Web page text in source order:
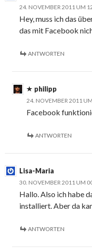
24. NOVEMBER 2011 UM
Hey, muss ich das
das mit Facebook
ANTWORTEN
philipp
24. NOVEMBER 2011
Facebook
ANTWORTEN
Lisa-Maria
30. NOVEMBER 2011 UM
Hallo. Also ich habe
installiert. Aber da
ANTWORTEN